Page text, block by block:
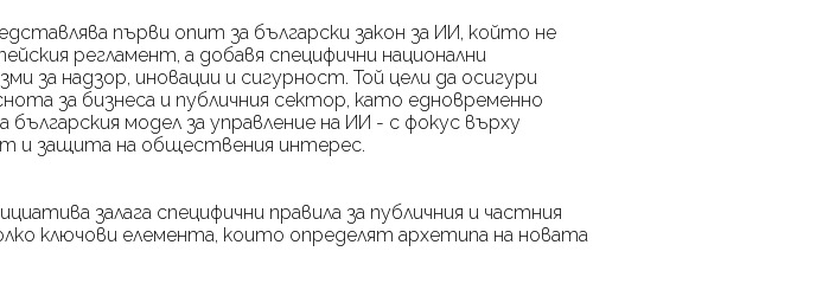
първи опит за български закон за ИИ, който не
регламент, а добавя специфични национални
за надзор, иновации и сигурност. Той цели да осигури
за бизнеса и публичния сектор, като едновременно
модел за управление на ИИ - с фокус върху
и защита на обществения интерес.
залага специфични правила за публичния и частния
ключови елемента, които определят архетипа на новата